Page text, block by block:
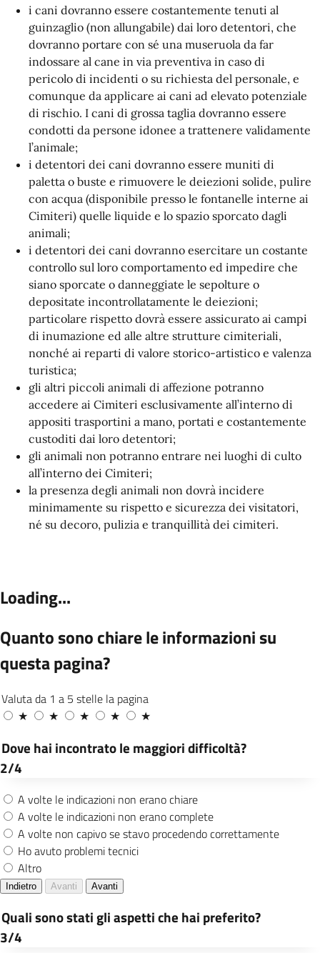
i cani dovranno essere costantemente tenuti al
guinzaglio (non allungabile) dai loro detentori, che
dovranno portare con sé una museruola da far
indossare al cane in via preventiva in caso di
pericolo di incidenti o su richiesta del personale, e
comunque da applicare ai cani ad elevato potenziale
di rischio. I cani di grossa taglia dovranno essere
condotti da persone idonee a trattenere validamente
l’animale;
i detentori dei cani dovranno essere muniti di
paletta o buste e rimuovere le deiezioni solide, pulire
con acqua (disponibile presso le fontanelle interne ai
Cimiteri) quelle liquide e lo spazio sporcato dagli
animali;
i detentori dei cani dovranno esercitare un costante
controllo sul loro comportamento ed impedire che
siano sporcate o danneggiate le sepolture o
depositate incontrollatamente le deiezioni;
particolare rispetto dovrà essere assicurato ai campi
di inumazione ed alle altre strutture cimiteriali,
nonché ai reparti di valore storico-artistico e valenza
turistica;
gli altri piccoli animali di affezione potranno
accedere ai Cimiteri esclusivamente all’interno di
appositi trasportini a mano, portati e costantemente
custoditi dai loro detentori;
gli animali non potranno entrare nei luoghi di culto
all’interno dei Cimiteri;
la presenza degli animali non dovrà incidere
minimamente su rispetto e sicurezza dei visitatori,
né su decoro, pulizia e tranquillità dei cimiteri.